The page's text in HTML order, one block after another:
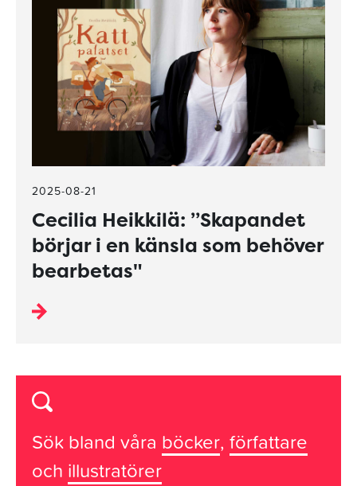
2025-08-21
Cecilia Heikkilä: ”Skapandet
börjar i en känsla som behöver
bearbetas"
Sök bland våra böcker, författare
och illustratörer